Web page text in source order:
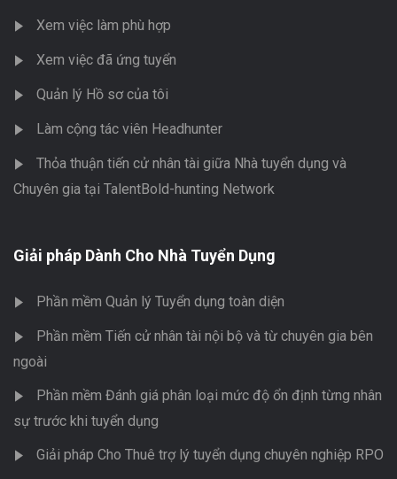
Xem việc làm phù hợp
Xem việc đã ứng tuyển
Quản lý Hồ sơ của tôi
Làm cộng tác viên Headhunter
Thỏa thuận tiến cử nhân tài giữa Nhà tuyển dụng và
Chuyên gia tại TalentBold-hunting Network
Giải pháp Dành Cho Nhà Tuyển Dụng
Phần mềm Quản lý Tuyển dụng toàn diện
Phần mềm Tiến cử nhân tài nội bộ và từ chuyên gia bên
ngoài
Phần mềm Đánh giá phân loại mức độ ổn định từng nhân
sự trước khi tuyển dụng
Giải pháp Cho Thuê trợ lý tuyển dụng chuyên nghiệp RPO